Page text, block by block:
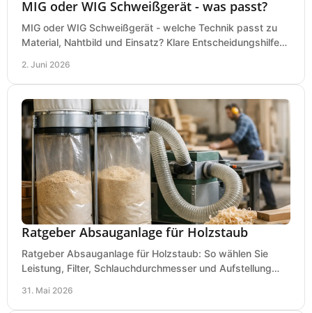
MIG oder WIG Schweißgerät - was passt?
MIG oder WIG Schweißgerät - welche Technik passt zu
Material, Nahtbild und Einsatz? Klare Entscheidungshilfe
2. Juni 2026
Ratgeber Absauganlage für Holzstaub
Ratgeber Absauganlage für Holzstaub: So wählen Sie
Leistung, Filter, Schlauchdurchmesser und Aufstellung
31. Mai 2026